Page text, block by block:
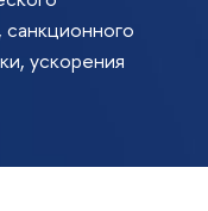
ускорения